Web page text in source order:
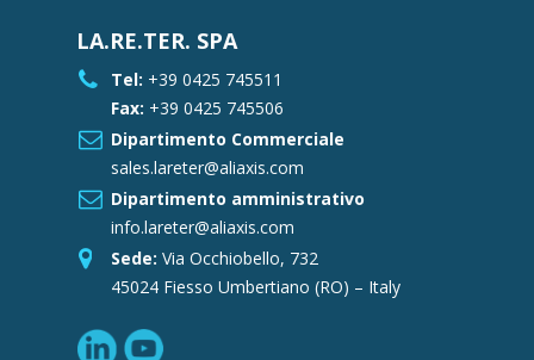
LA.RE.TER. SPA
Tel: +39 0425 745511
Fax: +39 0425 745506
Dipartimento Commerciale
sales.lareter@aliaxis.com
Dipartimento amministrativo
info.lareter@aliaxis.com
Sede: Via Occhiobello, 732
45024 Fiesso Umbertiano (RO) – Italy